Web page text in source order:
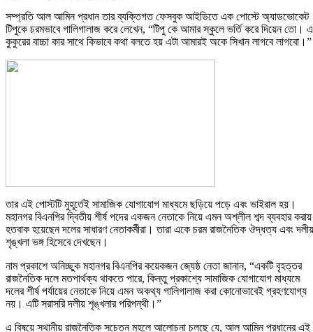
সম্প্রতি আল আমিন প্রধান তার ব্যক্তিগত ফেসবুক আইডিতে এক পোস্টে অ্যাডভোকেট
টিপুকে চরমভাবে গালিগালাজ করে লেখেন, “টিপু কে আমার স্কুলে ভর্তি করে দিয়েন তো।
কুকুরের বাচ্চা কার সাথে কিভাবে কথা বলতে হয় এটা আমারই অকে সিখান লাগবে লাগবো।”
তার এই পোস্টটি মুহূর্তেই সামাজিক যোগাযোগ মাধ্যমে ছড়িয়ে পড়ে এবং ভাইরাল হয়।
মহানগর বিএনপির দ্বিতীয় শীর্ষ পদের একজন নেতাকে নিয়ে এমন অশ্লীল শব্দ ব্যবহার করায়
হতবাক হয়েছেন দলের সাধারণ নেতাকর্মীরা। তারা একে চরম রাজনৈতিক ঔদ্ধত্য এবং দলীয়
শৃঙ্খলা ভঙ্গ হিসেবে দেখছেন।
নাম প্রকাশে অনিচ্ছুক মহানগর বিএনপির কয়েকজন জ্যেষ্ঠ নেতা জানান, “একটি বৃহত্তর
রাজনৈতিক দলে মতপার্থক্য থাকতে পারে, কিন্তু প্রকাশ্যে সামাজিক যোগাযোগ মাধ্যমে
দলের শীর্ষ পর্যায়ের নেতাকে নিয়ে এমন অকথ্য গালিগালাজ করা কোনোভাবেই গ্রহণযোগ্য
নয়। এটি সরাসরি দলীয় শৃঙ্খলার পরিপন্থী।”
এ বিষয়ে স্থানীয় রাজনৈতিক সচেতন মহলে আলোচনা চলছে যে, আল আমিন প্রধানের এই